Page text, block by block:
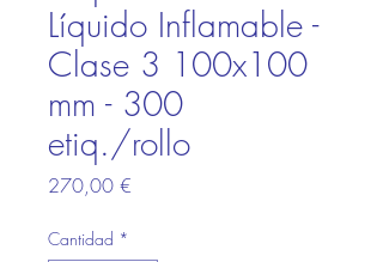
Líquido Inflamable -
Clase 3 100x100
mm - 300
etiq./rollo
270,00 €
Cantidad *